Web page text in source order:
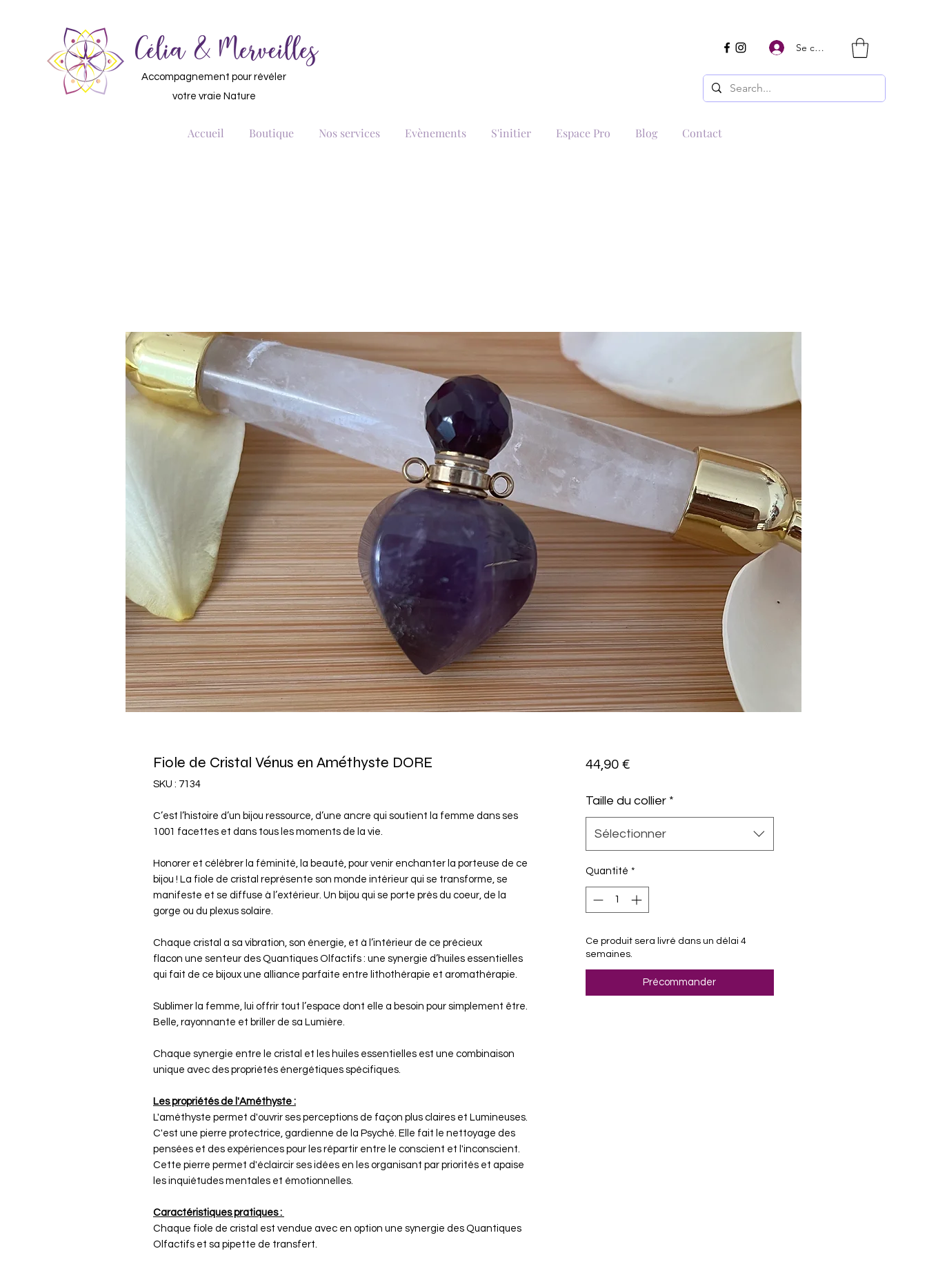
Accompagnement pour révéler
votre vraie Nature
Se connecter
Accueil Boutique Nos services Evènements S'initier Espace Pro Blog Contact
Fiole de Cristal Vénus en Améthyste DORE
SKU : 7134
C’est l’histoire d’un bijou ressource, d’une ancre qui soutient la femme dans ses
1001 facettes et dans tous les moments de la vie.
Honorer et célébrer la féminité, la beauté, pour venir enchanter la porteuse de ce
bijou ! La fiole de cristal représente son monde intérieur qui se transforme, se
manifeste et se diffuse à l’extérieur. Un bijou qui se porte près du coeur, de la
gorge ou du plexus solaire.
Chaque cristal a sa vibration, son énergie, et à l’intérieur de ce précieux
flacon une senteur des Quantiques Olfactifs : une synergie d’huiles essentielles
qui fait de ce bijoux une alliance parfaite entre lithothérapie et aromathérapie.
Sublimer la femme, lui offrir tout l’espace dont elle a besoin pour simplement être.
Belle, rayonnante et briller de sa Lumière.
Chaque synergie entre le cristal et les huiles essentielles est une combinaison
unique avec des propriétés énergétiques spécifiques.
Les propriétés de l'Améthyste :
L'améthyste permet d'ouvrir ses perceptions de façon plus claires et Lumineuses.
C'est une pierre protectrice, gardienne de la Psyché. Elle fait le nettoyage des
pensées et des expériences pour les répartir entre le conscient et l'inconscient.
Cette pierre permet d'éclaircir ses idées en les organisant par priorités et apaise
les inquiétudes mentales et émotionnelles.
Caractéristiques pratiques :
Chaque fiole de cristal est vendue avec en option une synergie des Quantiques
Olfactifs et sa pipette de transfert.
44,90 €Prix
Taille du collier *
Sélectionner
Quantité *
Ce produit sera livré dans un délai 4
semaines.
Précommander